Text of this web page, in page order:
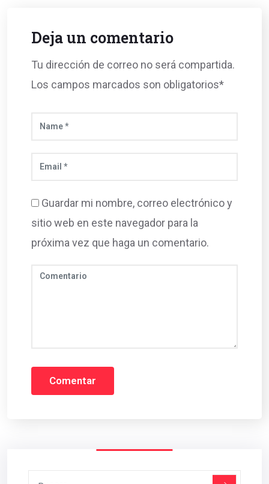
Deja un comentario
Tu dirección de correo no será compartida.
Los campos marcados son obligatorios*
Guardar mi nombre, correo electrónico y
sitio web en este navegador para la
próxima vez que haga un comentario.